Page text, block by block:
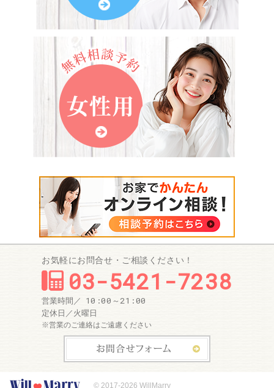
お気軽にお問合せ・ご相談ください！
03-5421-7238
営業時間／ 10:00～21:00
定休日／ 火曜日
※営業のご連絡はご遠慮ください
© 2017-2026 WillMarry